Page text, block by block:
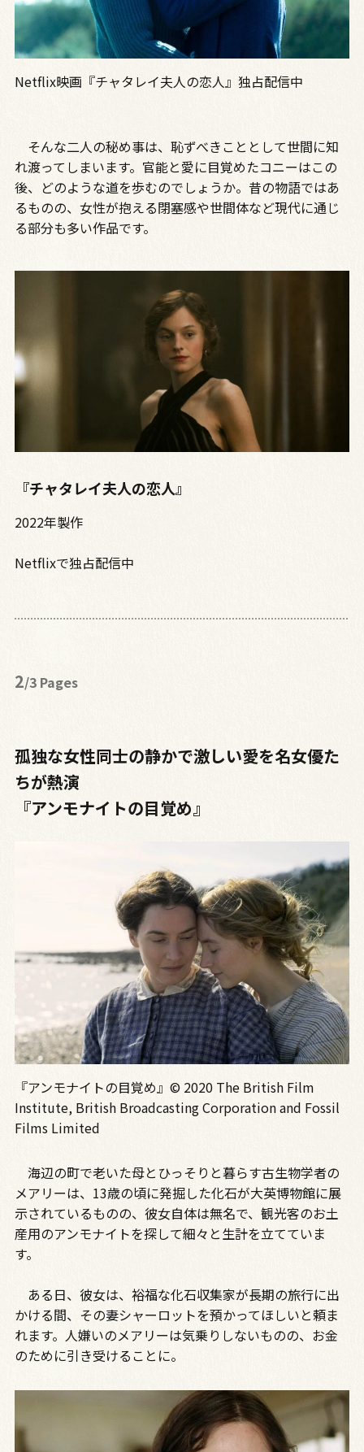
Netflix映画『チャタレイ夫人の恋人』独占配信中
そんな二人の秘め事は、恥ずべきこととして世間に知
れ渡ってしまいます。官能と愛に目覚めたコニーはこの
後、どのような道を歩むのでしょうか。昔の物語ではあ
るものの、女性が抱える閉塞感や世間体など現代に通じ
る部分も多い作品です。
『チャタレイ夫人の恋人』
2022年製作
Netflixで独占配信中
2/3 Pages
孤独な女性同士の静かで激しい愛を名女優た
ちが熱演
『アンモナイトの目覚め』
『アンモナイトの目覚め』© 2020 The British Film
Institute, British Broadcasting Corporation and Fossil
Films Limited
海辺の町で老いた母とひっそりと暮らす古生物学者の
メアリーは、13歳の頃に発掘した化石が大英博物館に展
示されているものの、彼女自体は無名で、観光客のお土
産用のアンモナイトを探して細々と生計を立てていま
す。
ある日、彼女は、裕福な化石収集家が長期の旅行に出
かける間、その妻シャーロットを預かってほしいと頼ま
れます。人嫌いのメアリーは気乗りしないものの、お金
のために引き受けることに。